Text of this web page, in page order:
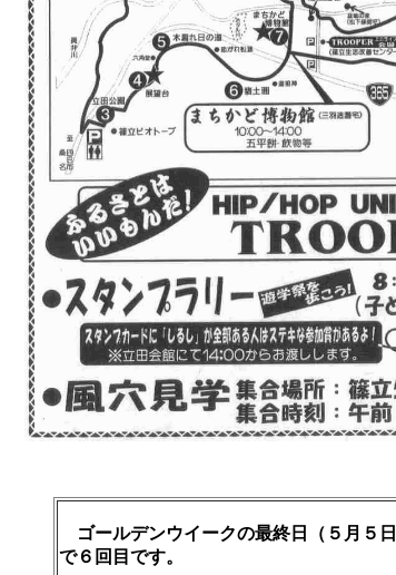
ゴールデンウイークの最終日（５月５
で６回目です。